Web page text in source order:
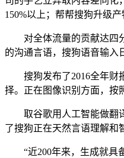
150%以上；帮帮搜狗升级产
对全体流量的贡献达四分
的沟通言语，搜狗语音输入
搜狗发布了2016全年财报
择。正在图像识别方面，按
取谷歌用人工智能做翻译
了搜狗正在天然言语理解和
“近200年来，生成就具备